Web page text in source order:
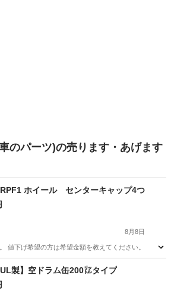
のパーツ)の売ります・あげます
ホイール センターキャップ4つ
8月8日
値下げ希望の方は希望金額を教えてください。
ヤ、ホイール
製】空ドラム缶200㍑タイプ